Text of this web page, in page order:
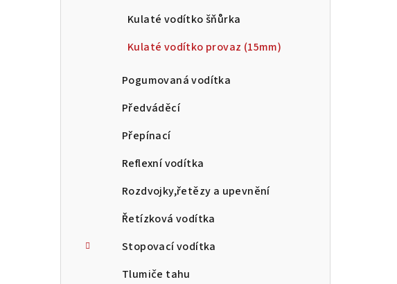
Kulaté vodítko šňůrka
Kulaté vodítko provaz (15mm)
Pogumovaná vodítka
Předváděcí
Přepínací
Reflexní vodítka
Rozdvojky,řetězy a upevnění
Řetízková vodítka
Stopovací vodítka
Tlumiče tahu